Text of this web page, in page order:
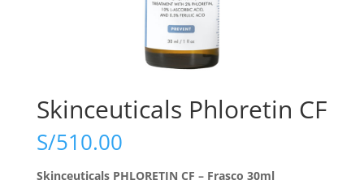
Skinceuticals Phloretin CF
S/510.00
Skinceuticals PHLORETIN CF – Frasco 30ml